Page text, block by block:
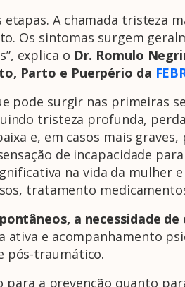
etapas. A chamada tristeza
Os sintomas surgem
explica o Dr. Romulo
Parto e Puerpério da
pode surgir nas primeiras
tristeza profunda,
e, em casos mais
de incapacidade
na vida da mulher
tratamento
a necessidade
e acompanhamento
pós-traumático.
a prevenção quanto